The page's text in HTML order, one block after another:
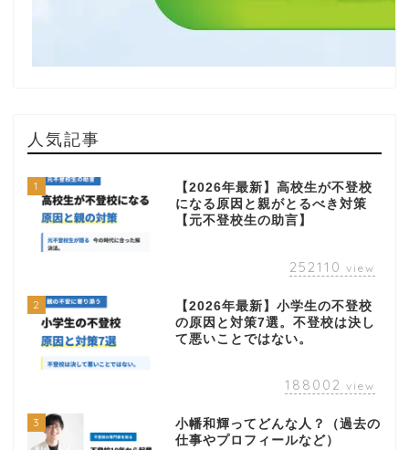
人気記事
1
【2026年最新】高校生が不登校
になる原因と親がとるべき対策
【元不登校生の助言】
252110 view
2
【2026年最新】小学生の不登校
の原因と対策7選。不登校は決し
て悪いことではない。
188002 view
3
小幡和輝ってどんな人？（過去の
仕事やプロフィールなど）